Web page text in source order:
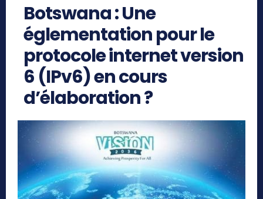
Botswana : Une
églementation pour le
protocole internet version
6 (IPv6) en cours
d’élaboration ?